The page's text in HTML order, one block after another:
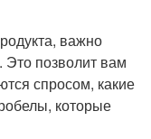
важно
Это позволит вам
спросом, какие
которые